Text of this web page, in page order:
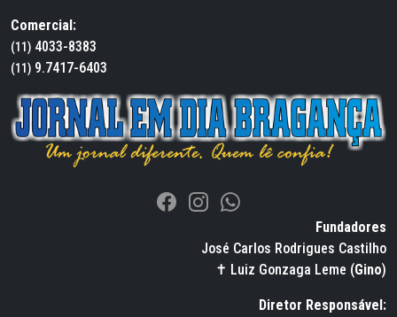
Comercial:
(11) 4033-8383
(11) 9.7417-6403
Fundadores
José Carlos Rodrigues Castilho
✝ Luiz Gonzaga Leme (Gino)
Diretor Responsável: